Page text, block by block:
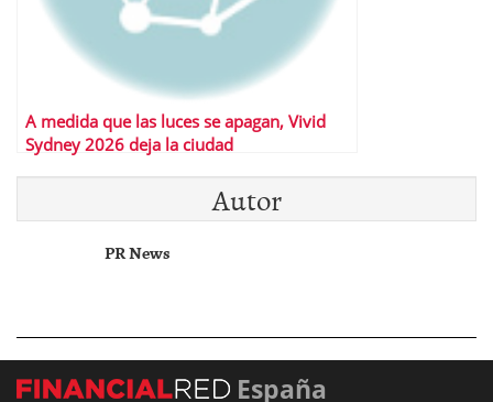
A medida que las luces se apagan, Vivid
Sydney 2026 deja la ciudad
Autor
PR News
España